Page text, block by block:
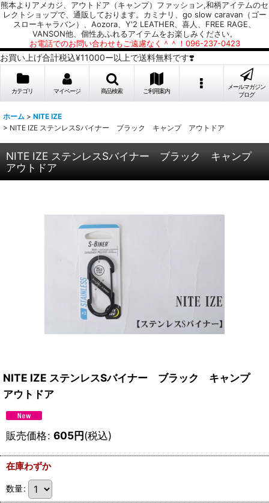
熊本よりアメカジ、アウトドア（キャンプ）ファッション,和柄アイテムのセ
レクトショップで、通販しております。カミナリ、go slow caravan（ゴー
スローキャラバン）、Aozora、Y'2 LEATHER、喜人、FREE RAGE、
VANSON他、個性あふれるアイテムをお楽しみください。
お電話でのお問い合わせもご遠慮なく＾＾！096-237-0423
お買い上げ合計税込¥11000ー以上で送料無料です❣️
カテゴリ マイページ 商品検索 ご利用案内
メールマガジン
ブログ
ホーム > NITE IZE
> NITE IZE ステンレスSバイナー ブラック キャンプ アウトドア
NITE IZE ステンレスSバイナー ブラック キャンプ
アウトドア
NITE IZE ステンレスSバイナー ブラック キャンプ
アウトドア
販売価格: 605円(税込)
在庫わずか
数量: